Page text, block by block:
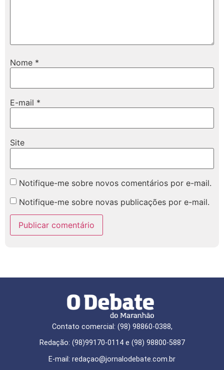
Nome *
E-mail *
Site
Notifique-me sobre novos comentários por e-mail.
Notifique-me sobre novas publicações por e-mail.
Contato comercial: (98) 98860-0388,
Redação: (98)99170-0114 e (98) 98800-5887
E-mail: redaçao@jornalodebate.com.br